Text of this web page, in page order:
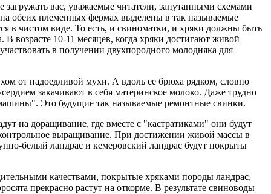
вас, уважаемые читатели, запутанными схемами
обеих племенных фермах выделены в так называемые
в чистом виде. То есть, и свиноматки, и хряки должны быть
возрасте 10-11 месяцев, когда хряки достигают живой
в получении двухпородного молодняка для
от надоедливой мухи. А вдоль ее брюха рядком, словно
закачивают в себя материнское молоко. Даже трудно
Это будущие так называемые ремонтные свинки.
на доращивание, где вместе с "кастратиками" они будут
контрольное выращивание. При достижении живой массы в
белый ландрас и кемеровский ландрас будут покрыты
качествами, покрытые хряками породы ландрас,
прекрасно растут на откорме. В результате свиноводы